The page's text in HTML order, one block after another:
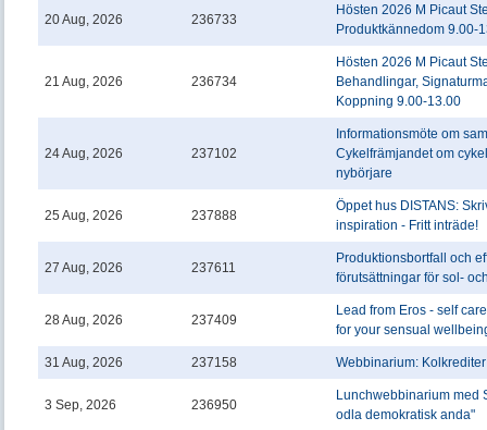
20 Aug, 2026 236733
Hösten 2026 M Picaut
Produktkännedom 9.00-
21 Aug, 2026 236734
Hösten 2026 M Picaut
Behandlingar,
Koppning 9.00-13.00
24 Aug, 2026 237102
Informationsmöte om
Cykelfrämjandet om
nybörjare
25 Aug, 2026 237888
Öppet hus DISTANS:
inspiration - Fritt inträde!
27 Aug, 2026 237611
Produktionsbortfall och
förutsättningar för sol-
28 Aug, 2026 237409
Lead from Eros - self
for your sensual
31 Aug, 2026 237158 Webbinarium:
3 Sep, 2026 236950
Lunchwebbinarium med
odla demokratisk anda"